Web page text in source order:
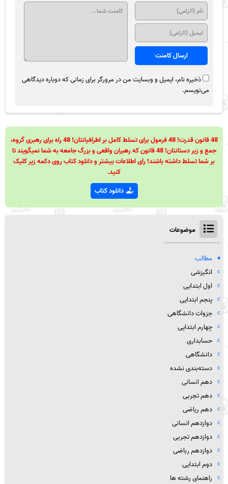
ذخیره نام، ایمیل و وبسایت من در مرورگر برای زمانی که دوباره دیدگاهی
می‌نویسم.
48 قانون قدرت! 48 فرمول برای تسلط کامل بر اطرافیانتان! 48 راه برای رهبری گروه،
جمع و زیر دستانتان! 48 قانون که رهبران واقعی و بزرگ جامعه به شما نمیگویند تا
بر شما تسلط داشته باشند! رای اطلاعات بیشتر و دانلود کتاب روی دکمه زیر کلیک
کنید.
دانلود کتاب
موضوعات
مطالب
انگیزشی
اول ابتدایی
پنجم ابتدایی
جزوات دانشگاهی
چهارم ابتدایی
حسابداری
دانشگاهی
دسته‌بندی نشده
دهم انسانی
دهم تجربی
دهم ریاضی
دوازدهم انسانی
دوازدهم تجربی
دوازدهم رباضی
دوم ابتدایی
راهنمای رشته ها